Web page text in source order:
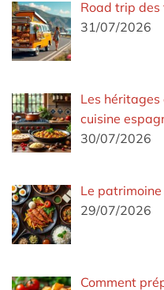
Road trip
31/07/2026
Les
cuisine
30/07/2026
Le patrimoine
29/07/2026
Comment